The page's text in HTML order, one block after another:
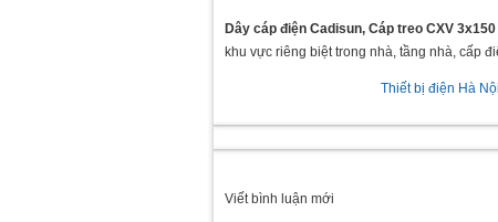
Dây cáp điện Cadisun, Cáp treo CXV
khu vực riêng biệt trong nhà, tầng nhà, cấp
Thiết bị điện Hà Nội
Viết bình luận mới